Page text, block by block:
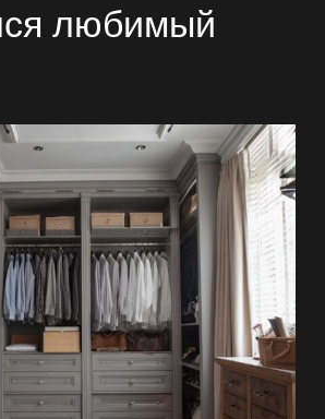
любимый